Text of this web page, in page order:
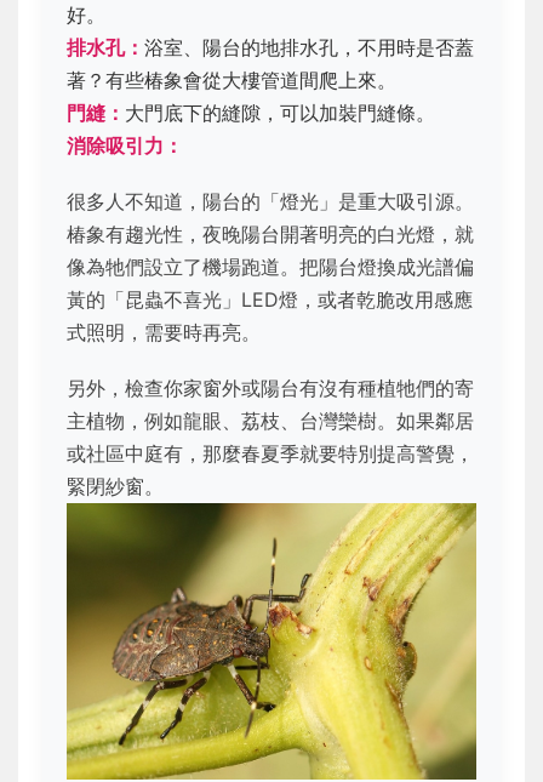
好。
排水孔： 浴室、陽台的地排水孔，不用時是否蓋
著？有些椿象會從大樓管道間爬上來。
門縫： 大門底下的縫隙，可以加裝門縫條。
消除吸引力：
很多人不知道，陽台的「燈光」是重大吸引源。
椿象有趨光性，夜晚陽台開著明亮的白光燈，就
像為牠們設立了機場跑道。把陽台燈換成光譜偏
黃的「昆蟲不喜光」LED燈，或者乾脆改用感應
式照明，需要時再亮。
另外，檢查你家窗外或陽台有沒有種植牠們的寄
主植物，例如龍眼、荔枝、台灣欒樹。如果鄰居
或社區中庭有，那麼春夏季就要特別提高警覺，
緊閉紗窗。